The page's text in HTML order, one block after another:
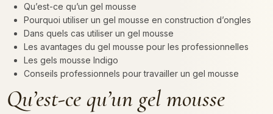
Qu’est-ce qu’un gel mousse
Pourquoi utiliser un gel mousse en construction d’ongles
Dans quels cas utiliser un gel mousse
Les avantages du gel mousse pour les professionnelles
Les gels mousse Indigo
Conseils professionnels pour travailler un gel mousse
Qu’est-ce qu’un gel mousse